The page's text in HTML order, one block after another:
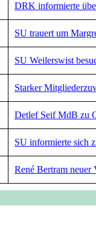
DRK informierte
SU trauert um
SU Weilerswist
Starker
Detlef Seif MdB zu
SU informierte sich
René Bertram neuer